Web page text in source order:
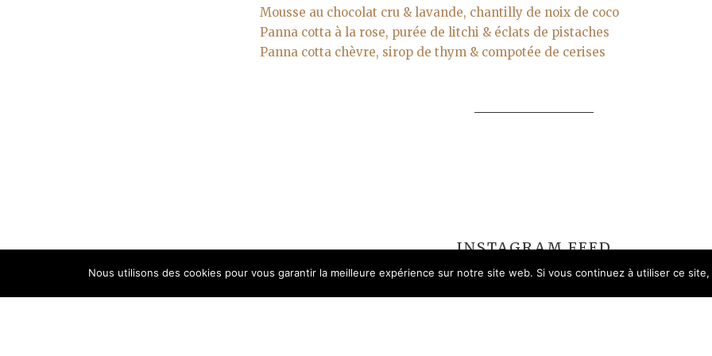
Mousse au chocolat cru & lavande, chantilly de noix de coco
Panna cotta à la rose, purée de litchi & éclats de pistaches
Panna cotta chèvre, sirop de thym & compotée de cerises
INSTAGRAM FEED
Nous utilisons des cookies pour vous garantir la meilleure expérience sur notre site web. Si vous continuez à utiliser ce